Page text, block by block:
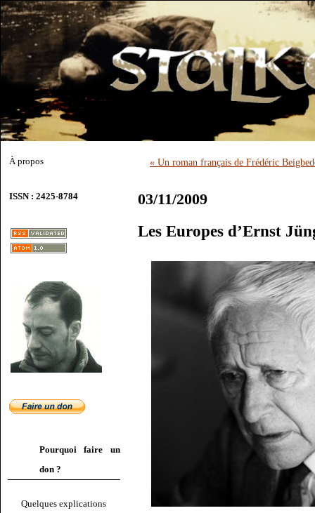
À propos
ISSN : 2425-8784
Pourquoi faire un
don ?
Quelques explications
« Un roman français de Frédéric
03/11/2009
Les Europes d’Ernst